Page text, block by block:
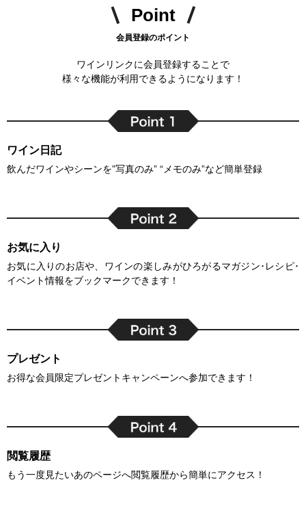
Point
会員登録のポイント
ワインリンクに会員登録することで
様々な機能が利用できるようになります！
ワイン日記
飲んだワインやシーンを”写真のみ” “メモのみ”など簡単登録
お気に入り
お気に入りのお店や、ワインの楽しみがひろがるマガジン･レシピ･
イベント情報をブックマークできます！
プレゼント
お得な会員限定プレゼントキャンペーンへ参加できます！
閲覧履歴
もう一度見たいあのページへ閲覧履歴から簡単にアクセス！